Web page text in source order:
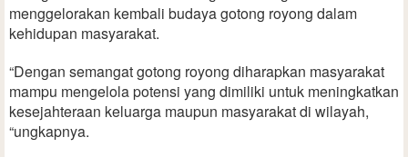
menggelorakan kembali budaya gotong royong dalam
kehidupan masyarakat.
“Dengan semangat gotong royong diharapkan masyarakat
mampu mengelola potensi yang dimiliki untuk meningkatkan
kesejahteraan keluarga maupun masyarakat di wilayah,
“ungkapnya.